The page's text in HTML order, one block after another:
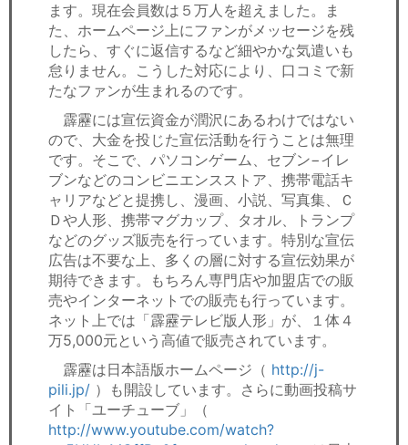
ます。現在会員数は５万人を超えました。ま
た、ホームページ上にファンがメッセージを残
したら、すぐに返信するなど細やかな気遣いも
怠りません。こうした対応により、口コミで新
たなファンが生まれるのです。
霹靂には宣伝資金が潤沢にあるわけではない
ので、大金を投じた宣伝活動を行うことは無理
です。そこで、パソコンゲーム、セブン−イレ
ブンなどのコンビニエンスストア、携帯電話キ
ャリアなどと提携し、漫画、小説、写真集、Ｃ
Ｄや人形、携帯マグカップ、タオル、トランプ
などのグッズ販売を行っています。特別な宣伝
広告は不要な上、多くの層に対する宣伝効果が
期待できます。もちろん専門店や加盟店での販
売やインターネットでの販売も行っています。
ネット上では「霹靂テレビ版人形」が、１体４
万5,000元という高値で販売されています。
霹靂は日本語版ホームページ（ http://j-
pili.jp/ ）も開設しています。さらに動画投稿サ
イト「ユーチューブ」（
http://www.youtube.com/watch?